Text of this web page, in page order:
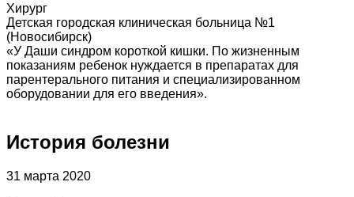
Хирург
Детская городская клиническая больница №1
(Новосибирск)
«У Даши синдром короткой кишки. По жизненным
показаниям ребенок нуждается в препаратах для
парентерального питания и специализированном
оборудовании для его введения».
История болезни
31 марта 2020